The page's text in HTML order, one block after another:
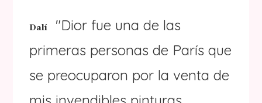
Dalí
"Dior fue una de las
primeras personas de París que
se preocuparon por la venta de